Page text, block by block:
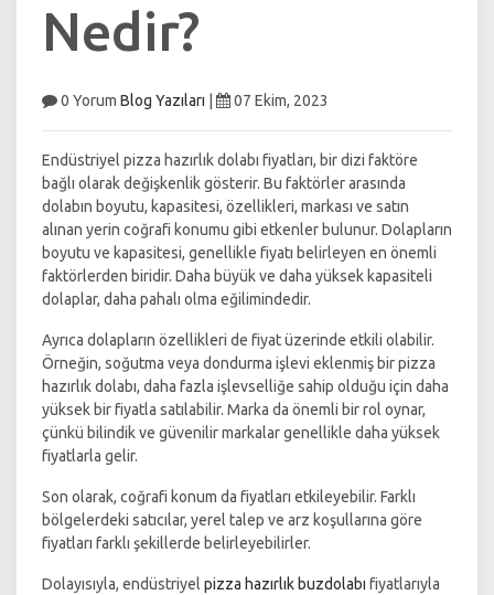
Nedir?
0 Yorum Blog Yazıları 07 Ekim, 2023
Endüstriyel pizza hazırlık dolabı fiyatları, bir dizi faktöre
bağlı olarak değişkenlik gösterir. Bu faktörler arasında
dolabın boyutu, kapasitesi, özellikleri, markası ve satın
alınan yerin coğrafi konumu gibi etkenler bulunur. Dolapların
boyutu ve kapasitesi, genellikle fiyatı belirleyen en önemli
faktörlerden biridir. Daha büyük ve daha yüksek kapasiteli
dolaplar, daha pahalı olma eğilimindedir.
Ayrıca dolapların özellikleri de fiyat üzerinde etkili olabilir.
Örneğin, soğutma veya dondurma işlevi eklenmiş bir pizza
hazırlık dolabı, daha fazla işlevselliğe sahip olduğu için daha
yüksek bir fiyatla satılabilir. Marka da önemli bir rol oynar,
çünkü bilindik ve güvenilir markalar genellikle daha yüksek
fiyatlarla gelir.
Son olarak, coğrafi konum da fiyatları etkileyebilir. Farklı
bölgelerdeki satıcılar, yerel talep ve arz koşullarına göre
fiyatları farklı şekillerde belirleyebilirler.
Dolayısıyla, endüstriyel pizza hazırlık buzdolabı fiyatlarıyla